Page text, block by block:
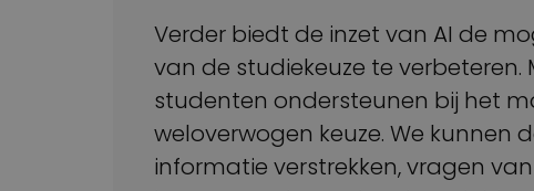
Verder biedt de inzet van AI de
van de studiekeuze te verbeteren.
studenten ondersteunen bij het
weloverwogen keuze. We kunnen
informatie verstrekken, vragen